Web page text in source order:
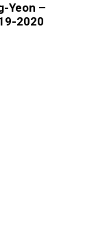
Yeon –
2020